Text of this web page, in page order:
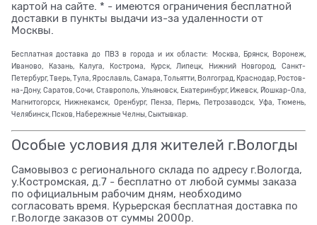
картой на сайте. * - имеются ограничения бесплатной
доставки в пункты выдачи из-за удаленности от
Москвы.
Бесплатная доставка до ПВЗ в города и их области: Москва, Брянск, Воронеж,
Иваново, Казань, Калуга, Кострома, Курск, Липецк, Нижний Новгород, Санкт-
Петербург, Тверь, Тула, Ярославль, Самара, Тольятти, Волгоград, Краснодар, Ростов-
на-Дону, Саратов, Сочи, Ставрополь, Ульяновск, Екатеринбург, Ижевск, Йошкар-Ола,
Магнитогорск, Нижнекамск, Оренбург, Пенза, Пермь, Петрозаводск, Уфа, Тюмень,
Челябинск, Псков, Набережные Челны, Сыктывкар.
Особые условия для жителей г.Вологды
Самовывоз с регионального склада по адресу г.Вологда,
у.Костромская, д.7 - бесплатно от любой суммы заказа
по официальным рабочим дням, необходимо
согласовать время. Курьерская бесплатная доставка по
г.Вологде заказов от суммы 2000р.